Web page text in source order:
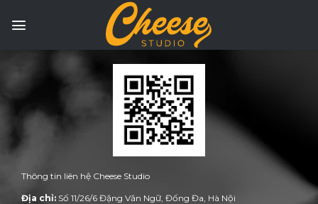
Thông tin liên hệ Cheese Studio
Địa chỉ: Số 11/26/6 Đặng Văn Ngữ, Đống Đa, Hà Nội